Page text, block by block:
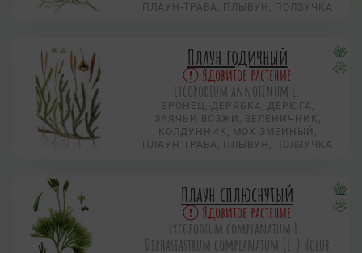
ПЛАУН-ТРАВА, ПЛЫВУН, ПОЛЗУЧКА
Плаун годичный
Ядовитое растение
Lycopodium annotinum L.
БРОНЕЦ, ДЕРЯБКА, ДЕРЮГА,
ЗАЯЧЬИ ВОЗЖИ, ЗЕЛЕНИЧНИК,
КОЛДУННИК, МОХ ЗМЕИНЫЙ,
ПЛАУН-ТРАВА, ПЛЫВУН, ПОЛЗУЧКА
Плаун сплюснутый
Ядовитое растение
Lycopodium complanatum L.,
Diphasiastrum complanatum (L.) Holub